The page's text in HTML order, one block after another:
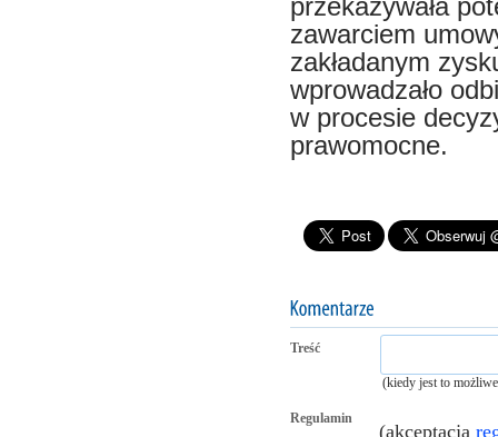
przekazywała
zawarciem
zakładanym
wprowadzało
w procesie
prawomocne.
Treść
(kiedy jest to
Regulamin
(akceptacja